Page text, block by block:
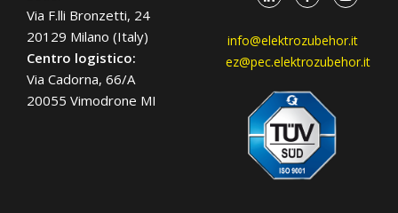
Via F.lli Bronzetti, 24
20129 Milano (Italy)
Centro logistico:
Via Cadorna, 66/A
20055 Vimodrone MI
info@elektrozubehor.it
ez@pec.elektrozubehor.it